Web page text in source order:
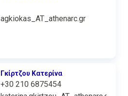
agkiokas_AT_athenarc.gr
Γκίρτζου Κατερίνα
+30 210 6875454